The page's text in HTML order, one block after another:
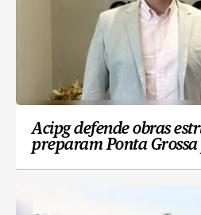
Acipg defende obras
preparam Ponta